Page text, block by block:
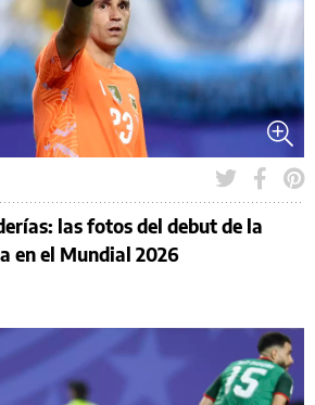
las fotos del debut de la
en el Mundial 2026